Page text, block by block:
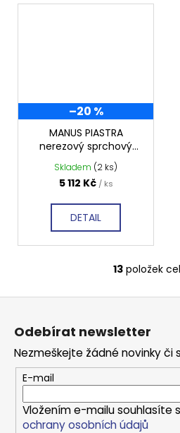
–20 %
MANUS PIASTRA
nerezový sprchový
kanálek 650x130x55
mm, GMP82
Skladem (2 ks)
5 112 Kč / ks
DETAIL
O
v
a
c
í
p
r
13položek
Z
Odebírat newsletter
Nezmeškejte žádné novinky či
E-mail
Vložením e-mailu souhlasíte s
ochrany osobních údajů